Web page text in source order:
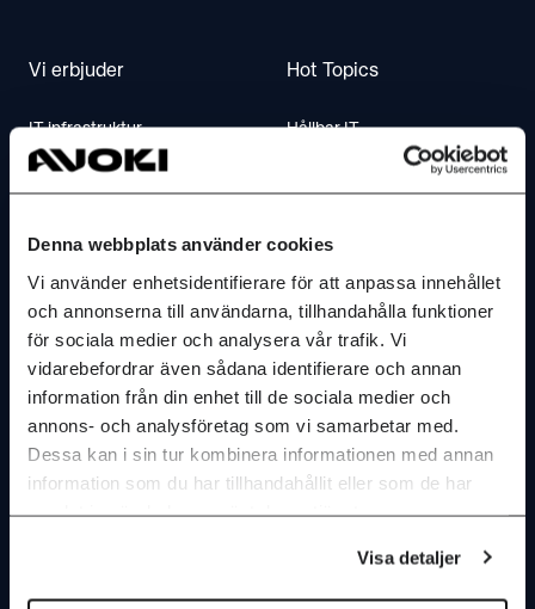
Denna webbplats använder cookies
Vi använder enhetsidentifierare för att anpassa innehållet
och annonserna till användarna, tillhandahålla funktioner
för sociala medier och analysera vår trafik. Vi
vidarebefordrar även sådana identifierare och annan
information från din enhet till de sociala medier och
annons- och analysföretag som vi samarbetar med.
Dessa kan i sin tur kombinera informationen med annan
information som du har tillhandahållit eller som de har
samlat in när du har använt deras tjänster.
Visa detaljer
Vi erbjuder
IT infrastruktur
IT säkerhet
AI & insikter
Dokument
Mötesteknik
Telefoni & Contactcenter
Om Avoki
Vårt hållbarhetsarbete
Hot Topics
Hållbar IT
Kontakta oss
Kontakta oss
Hitta till oss
Service & Support
Driftsinformation
Ladda ner teamviewer